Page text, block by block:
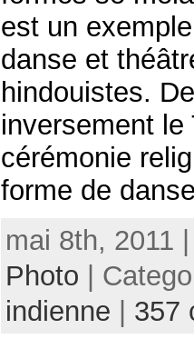
est un
danse et
hindouistes.
inversement
cérémonie
forme de
mai 8th, 2011
Photo |
indienne
357